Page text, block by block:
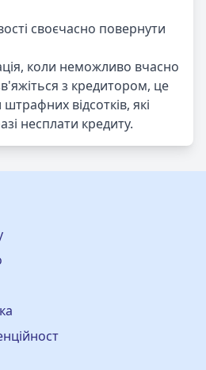
своєчасно повернути
коли неможливо вчасно
з кредитором, це
відсотків, які
несплати кредиту.